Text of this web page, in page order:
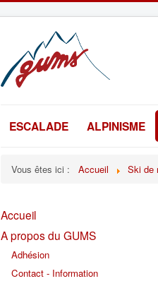
ESCALADE ALPINISME
Vous êtes ici : Accueil Ski de
Accueil
A propos du GUMS
Adhésion
Contact - Information